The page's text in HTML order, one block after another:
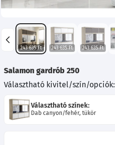
243 635 Ft 243 635 Ft 243 635 Ft
Salamon gardrób 250
Választható kivitel/szín/opciók:
Választható színek:
Dab canyon/fehér, tükör